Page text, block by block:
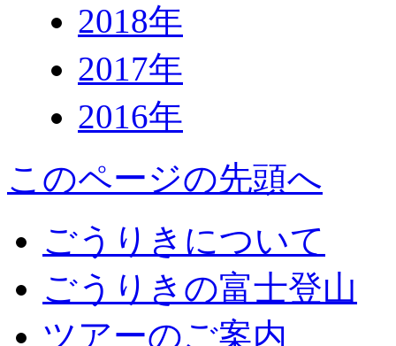
2018年
2017年
2016年
このページの先頭へ
ごうりきについて
ごうりきの富士登山
ツアーのご案内